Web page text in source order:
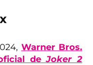
Warner Bros.
de Joker 2